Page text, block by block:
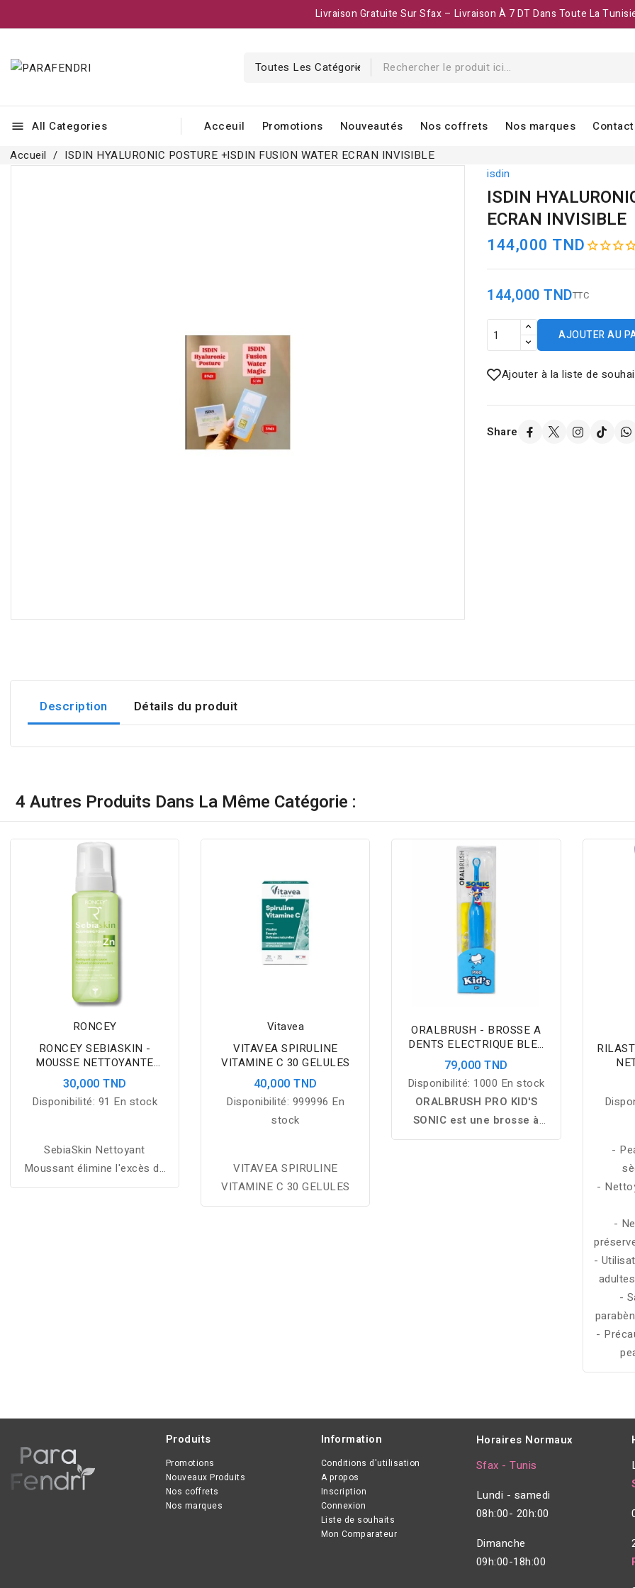
Livraison Gratuite Sur Sfax – Livraison À 7 DT Dans Toute La
menu All Categories Acceuil Promotions Nouveautés Nos coffrets Nos marques
Accueil
ISDIN HYALURONIC POSTURE +ISDIN FUSION WATER ECRAN INVISIBLE
isdin
ISDIN
ECRAN INVISIBLE
144,000 TND
144,000 TNDTTC
AJOUTER AU
Ajouter à la liste de
Share
Description Détails du produit
4 Autres Produits Dans La Même Catégorie :
RONCEY
RONCEY SEBIASKIN -
MOUSSE NETTOYANTE
ECLAIRCISSANTE PEAUX
GRASSES 150ML
30,000 TND
Disponibilité: 91 En stock
SebiaSkin Nettoyant
Moussant élimine l'excès de
sébum, hydrate et purifie la
Vitavea
VITAVEA SPIRULINE
VITAMINE C 30 GELULES
40,000 TND
Disponibilité: 999996 En
stock
VITAVEA SPIRULINE
VITAMINE C 30 GELULES
ORALBRUSH - BROSSE A
DENTS ELECTRIQUE BLEU
POUR ENFANT
79,000 TND
Disponibilité: 1000 En stock
ORALBRUSH PRO KID'S
SONIC est une brosse à
dents électrique pour
-
-
-
-
-
-
Produits
Promotions
Nouveaux Produits
Nos coffrets
Nos marques
Information
Conditions d'utilisation
A propos
Inscription
Connexion
Liste de souhaits
Mon Comparateur
Horaires Normaux
Sfax - Tunis
Lundi - samedi
08h:00- 20h:00
Dimanche
09h:00-18h:00